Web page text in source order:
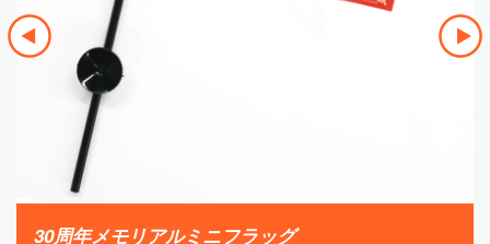
アルビくんぬいぐるみ